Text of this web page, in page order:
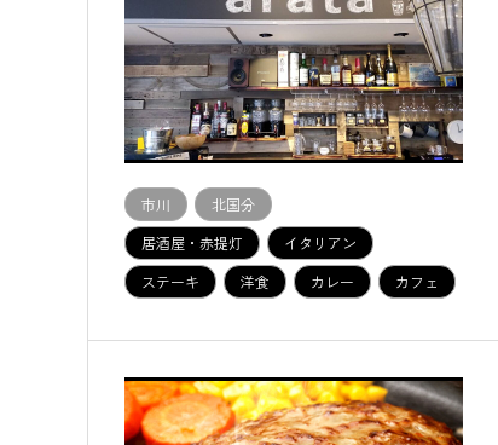
市川
北国分
居酒屋・赤提灯
イタリアン
ステーキ
洋食 カレー カフェ